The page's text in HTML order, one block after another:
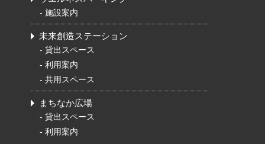
- 施設案内
未来創造ステーション
- 貸出スペース
- 利用案内
- 共用スペース
まちなか広場
- 貸出スペース
- 利用案内